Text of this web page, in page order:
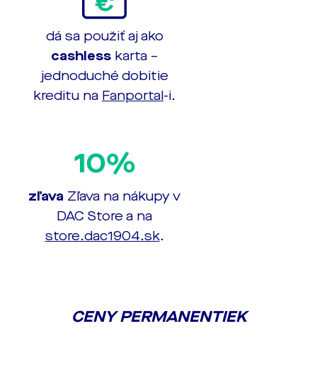
dá sa použiť aj ako
cashless karta –
jednoduché dobitie
kreditu na Fanportal-i.
zľava Zľava na nákupy v
DAC Store a na
store.dac1904.sk.
CENY PERMANENTIEK